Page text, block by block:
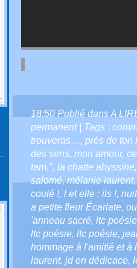
18:50 Publié dansA
permanent| Tags :
trouveras…, près de ton
des sens, mon amour,
tam.", la chatte abyssine
salomé,mélanie laurent
coulé !, l et elle : ils !,
a petite fleur Écarlate,
'anneau sacré, ltc
ltc poésie, ltc poésie,
hommage à l'amitié et à
laurent, jd en dédicace,